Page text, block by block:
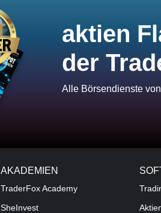
aktien
der
Alle Börsendienste
AKADEMIEN
TraderFox Academy
SheInvest